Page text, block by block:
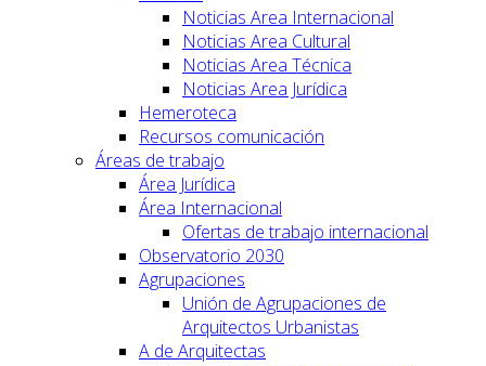
Noticias Area Internacional
Noticias Area Cultural
Noticias Area Técnica
Noticias Area Jurídica
Hemeroteca
Recursos comunicación
Áreas de trabajo
Área Jurídica
Área Internacional
Ofertas de trabajo internacional
Observatorio 2030
Agrupaciones
Unión de Agrupaciones de
Arquitectos Urbanistas
A de Arquitectas